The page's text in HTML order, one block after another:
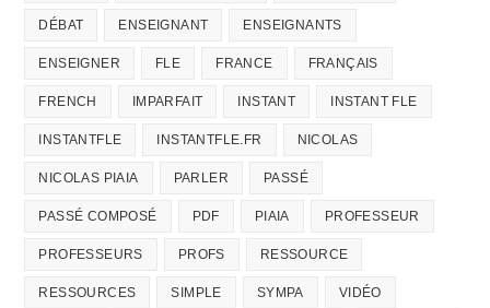
DÉBAT ENSEIGNANT ENSEIGNANTS
ENSEIGNER FLE FRANCE FRANÇAIS
FRENCH IMPARFAIT INSTANT INSTANT FLE
INSTANTFLE INSTANTFLE.FR NICOLAS
NICOLAS PIAIA PARLER PASSÉ
PASSÉ COMPOSÉ PDF PIAIA PROFESSEUR
PROFESSEURS PROFS RESSOURCE
RESSOURCES SIMPLE SYMPA VIDÉO